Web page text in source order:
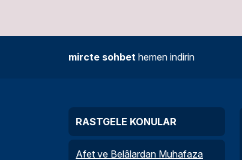
mircte sohbet hemen indirin
RASTGELE KONULAR
Afet ve Belâlardan Muhafaza